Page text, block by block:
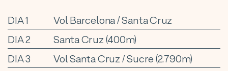
DIA 1
Vol Barcelona / Santa Cruz
DIA 2
Santa Cruz (400m)
DIA 3
Vol Santa Cruz / Sucre (2.790m)